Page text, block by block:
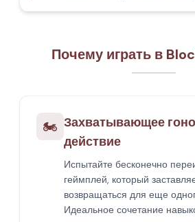
Почему играть в
🏍️ Захватывающее
действие
Испытайте бесконечно
геймплей, который
возвращаться для еще
Идеальное сочетание